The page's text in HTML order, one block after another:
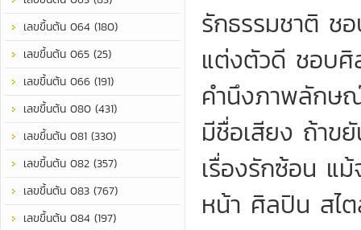
เลขขึ้นต้น 064 (180)
เลขขึ้นต้น 065 (25)
เลขขึ้นต้น 066 (191)
เลขขึ้นต้น 080 (431)
เลขขึ้นต้น 081 (330)
เลขขึ้นต้น 082 (357)
เลขขึ้นต้น 083 (767)
เลขขึ้นต้น 084 (197)
รักธรรมชาติ ช
แต่งตัวดี ชอบศิ
คำนึงภาพลักษ
มีชื่อเสียง ถ้าข
เรื่องรักซ้อน แม้
หน้า ศิลปิน สไ